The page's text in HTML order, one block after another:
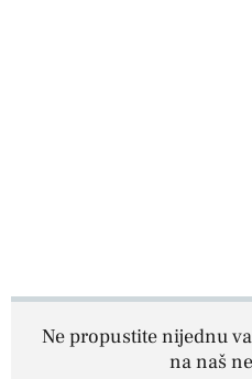
Ne propustite nijednu
na naš